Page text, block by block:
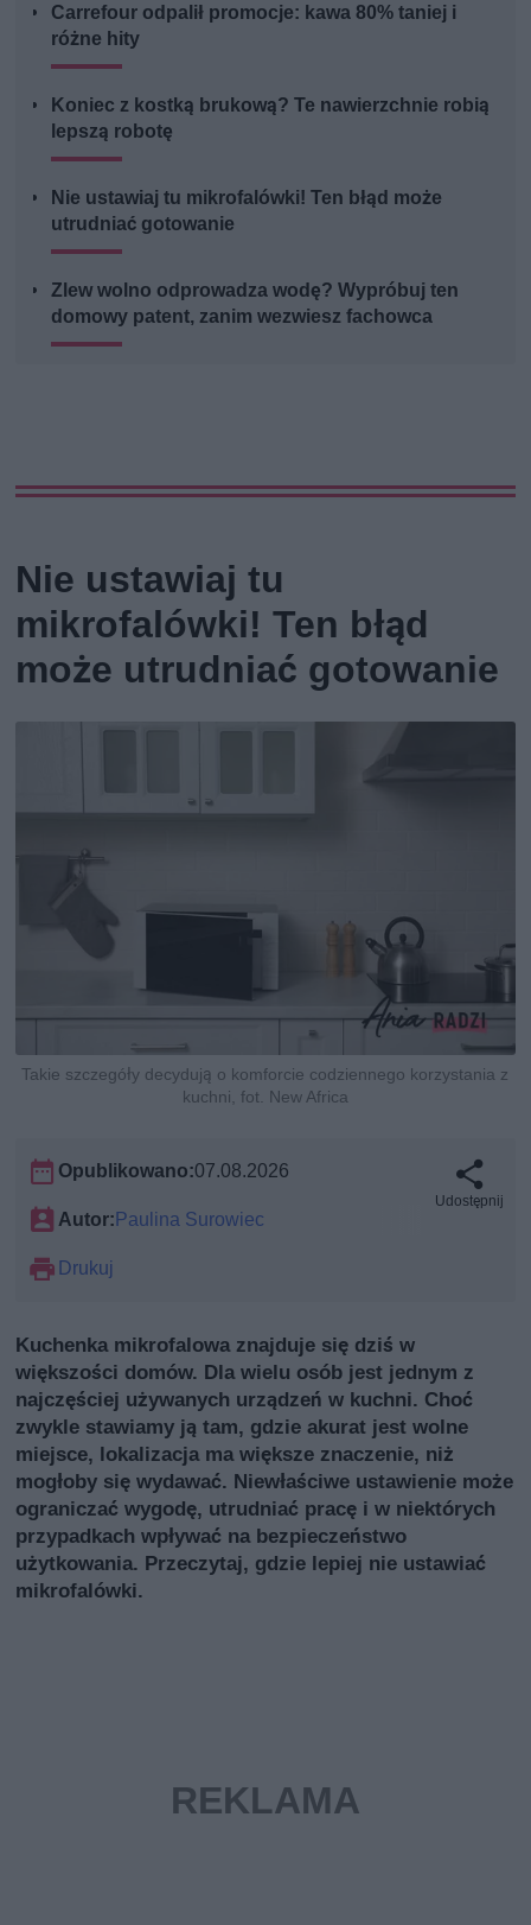
Carrefour odpalił promocje: kawa 80% taniej i
różne hity
Koniec z kostką brukową? Te nawierzchnie robią
lepszą robotę
Nie ustawiaj tu mikrofalówki! Ten błąd może
utrudniać gotowanie
Zlew wolno odprowadza wodę? Wypróbuj ten
domowy patent, zanim wezwiesz fachowca
Nie ustawiaj tu
mikrofalówki! Ten błąd
może utrudniać gotowanie
Takie szczegóły decydują o komforcie codziennego korzystania z
kuchni, fot. New Africa
Opublikowano:07.08.2026
Autor:Paulina Surowiec
Drukuj
Udostępnij
Kuchenka mikrofalowa znajduje się dziś w
większości domów. Dla wielu osób jest jednym z
najczęściej używanych urządzeń w kuchni. Choć
zwykle stawiamy ją tam, gdzie akurat jest wolne
miejsce, lokalizacja ma większe znaczenie, niż
mogłoby się wydawać. Niewłaściwe ustawienie może
ograniczać wygodę, utrudniać pracę i w niektórych
przypadkach wpływać na bezpieczeństwo
użytkowania. Przeczytaj, gdzie lepiej nie ustawiać
mikrofalówki.